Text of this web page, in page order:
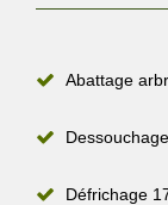
Abattage
Défrichage